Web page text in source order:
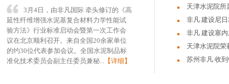
3月4日，由非凡国际 牵头修订的《高
延性纤维增强水泥基复合材料力学性能试
验方法》行业标准启动会暨第一次工作会
议在北京顺利召开。来自全国20余家单位
的约30位代表参加会议。全国水泥制品标
准化技术委员会副主任委员兼秘... 【详细】
凝聚爱心力量，
建设党委书记、
接受帮扶的会员
天津水泥院所
近日，天津水泥
印尼公司未来发
非凡 建设尼
1月19日，非凡
表业主在交接文
好，运转顺畅，
非凡 建设塞
1月18日，非凡
细】
天津水泥院荣
近日，装备集团
苏州非凡 收